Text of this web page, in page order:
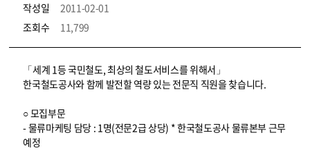
작성일
2011-02-01
조회수
11,799
코레일소개_경영공시_채용공고 상세보기 – 내용, 파일, 담당자 연락처로 구성
「세계 1등 국민철도, 최상의 철도서비스를 위해서」
한국철도공사와 함께 발전할 역량 있는 전문직 직원을 찾습니다.
○ 모집부문
- 물류마케팅 담당 : 1명(전문2급 상당) * 한국철도공사 물류본부 근무
예정